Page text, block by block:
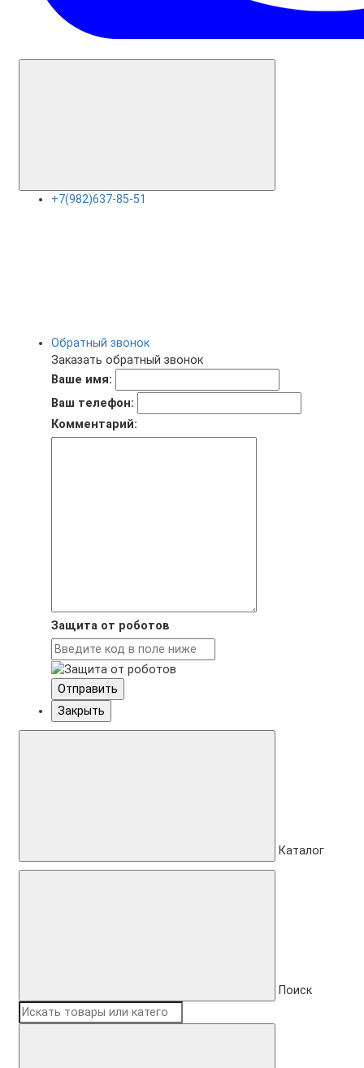
+7(982)637-85-51
Обратный звонок
Заказать обратный звонок
Ваше имя:
Ваш телефон:
Комментарий:
Защита от роботов
Отправить
Закрыть
Каталог
Поиск